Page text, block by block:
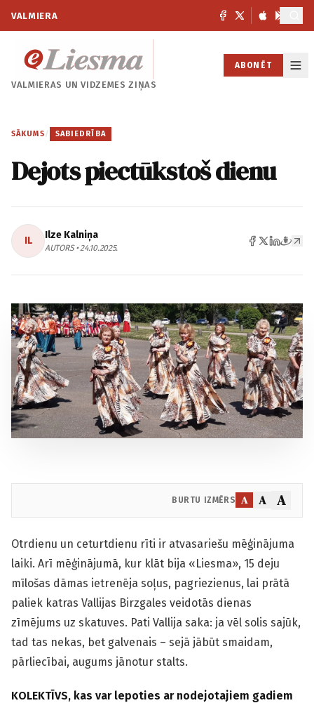
VALMIERA
VALMIERAS UNVIDZEMES ZIŅAS
ABONĒT
SĀKUMS / SABIEDRĪBA
Dejots piectūkstoš dienu
IL Ilze Kalniņa
AUTORS • 24.10.2025.
BURTU IZMĒRS A A A
Otrdienu un ceturtdienu rīti ir atvasariešu mēģinājuma
laiki. Arī mēģinājumā, kur klāt bija «Liesma», 15 deju
mīlošas dāmas ietrenēja soļus, pagriezienus, lai prātā
paliek katras Vallijas Birz­gales veidotās dienas
zīmējums uz skatuves. Pati Vallija saka: ja vēl solis sajūk,
tad tas nekas, bet galvenais – sejā jābūt smaidam,
pārliecībai, augums jānotur stalts.
KOLEKTĪVS, kas var lepoties ar nodejotajiem gadiem